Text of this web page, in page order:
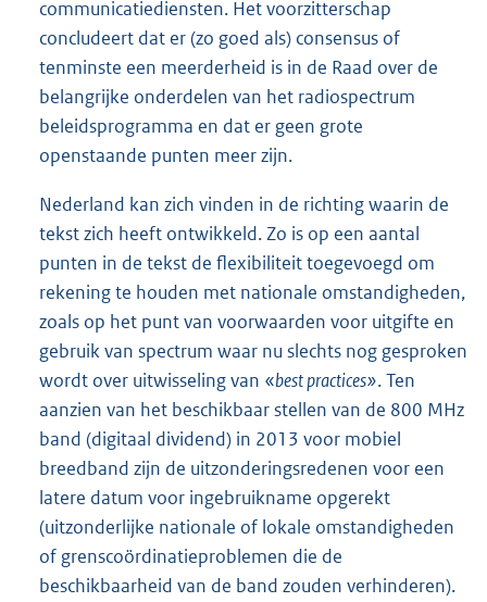
communicatiediensten. Het voorzitterschap
concludeert dat er (zo goed als) consensus of
tenminste een meerderheid is in de Raad over de
belangrijke onderdelen van het radiospectrum
beleidsprogramma en dat er geen grote
openstaande punten meer zijn.
Nederland kan zich vinden in de richting waarin de
tekst zich heeft ontwikkeld. Zo is op een aantal
punten in de tekst de flexibiliteit toegevoegd om
rekening te houden met nationale omstandigheden,
zoals op het punt van voorwaarden voor uitgifte en
gebruik van spectrum waar nu slechts nog gesproken
wordt over uitwisseling van «best practices». Ten
aanzien van het beschikbaar stellen van de 800 MHz
band (digitaal dividend) in 2013 voor mobiel
breedband zijn de uitzonderingsredenen voor een
latere datum voor ingebruikname opgerekt
(uitzonderlijke nationale of lokale omstandigheden
of grenscoördinatieproblemen die de
beschikbaarheid van de band zouden verhinderen).